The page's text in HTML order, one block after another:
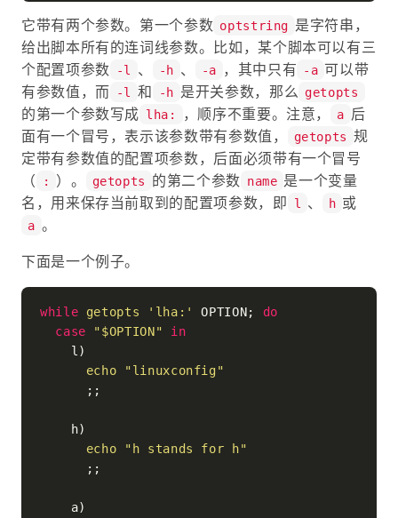
它带有两个参数。第一个参数 optstring 是字符串，
给出脚本所有的连词线参数。比如，某个脚本可以有三
个配置项参数
-l 、 -h 、 -a ，其中只有 -a 可以带
有参数值，而
-l 和 -h 是开关参数，那么 getopts
的第一个参数写成 lha: ，顺序不重要。注意， a 后
面有一个冒号，表示该参数带有参数值，
getopts 规
定带有参数值的配置项参数，后面必须带有一个冒号
（
: ）。 getopts 的第二个参数 name 是一个变量
名，用来保存当前取到的配置项参数，即
l 、 h 或
a 。
下面是一个例子。
while getopts 'lha:' OPTION; do
case
"$OPTION"
in
    l)
echo
"linuxconfig"
      ;;
    h)
echo
"h stands for h"
      ;;
    a)